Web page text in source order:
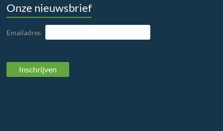
Onze nieuwsbrief
Emailadres